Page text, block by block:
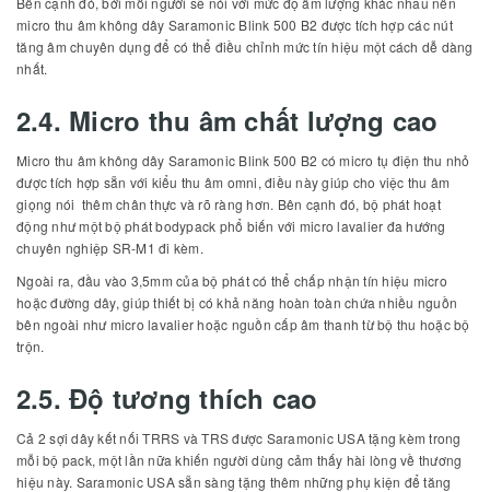
micro thu âm không dây Saramonic Blink 500 B2 được tích hợp các nút
tăng âm chuyên dụng để có thể điều chỉnh mức tín hiệu một cách dễ dàng
nhất.
2.4. Micro thu âm chất lượng cao
Micro thu âm không dây Saramonic Blink 500 B2 có micro tụ điện thu nhỏ
được tích hợp sẵn với kiểu thu âm omni, điều này giúp cho việc thu âm
giọng nói thêm chân thực và rõ ràng hơn. Bên cạnh đó, bộ phát hoạt
động như một bộ phát bodypack phổ biến với micro lavalier đa hướng
chuyên nghiệp SR-M1 đi kèm.
Ngoài ra, đầu vào 3,5mm của bộ phát có thể chấp nhận tín hiệu micro
hoặc đường dây, giúp thiết bị có khả năng hoàn toàn chứa nhiều nguồn
bên ngoài như micro lavalier hoặc nguồn cấp âm thanh từ bộ thu hoặc bộ
trộn.
2.5. Độ tương thích cao
Cả 2 sợi dây kết nối TRRS và TRS được Saramonic USA tặng kèm trong
mỗi bộ pack, một lần nữa khiến người dùng cảm thấy hài lòng về thương
hiệu này. Saramonic USA sẵn sàng tặng thêm những phụ kiện để tăng